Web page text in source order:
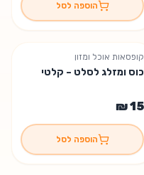
הוספה לסל
קופסאות אוכל ומזון
כוס ומזלג לסלט – קלטי
הוספה לסל